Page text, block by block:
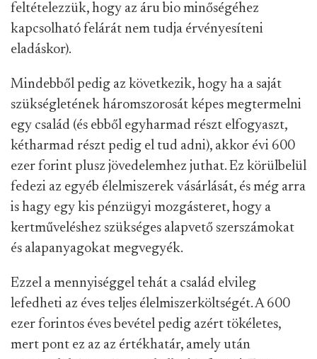
feltételezzük, hogy az áru bio minőségéhez
kapcsolható felárát nem tudja érvényesíteni
eladáskor).
Mindebből pedig az következik, hogy ha a saját
szükségletének háromszorosát képes megtermelni
egy család (és ebből egyharmad részt elfogyaszt,
kétharmad részt pedig el tud adni), akkor évi 600
ezer forint plusz jövedelemhez juthat. Ez körülbelül
fedezi az egyéb élelmiszerek vásárlását, és még arra
is hagy egy kis pénzügyi mozgásteret, hogy a
kertműveléshez szükséges alapvető szerszámokat
és alapanyagokat megvegyék.
Ezzel a mennyiséggel tehát a család elvileg
lefedheti az éves teljes élelmiszerköltségét. A 600
ezer forintos éves bevétel pedig azért tökéletes,
mert pont ez az az értékhatár, amely után